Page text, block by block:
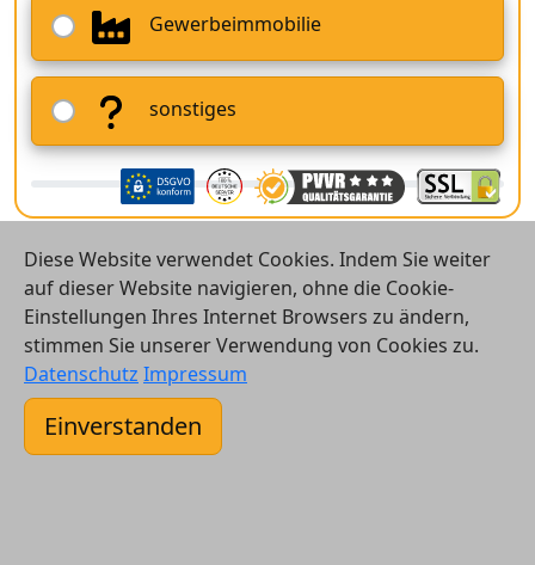
Gewerbeimmobilie
sonstiges
© 2026 Vergleichsrechner24 GmbH
Kontakt
Diese Website verwendet Cookies. Indem Sie weiter
auf dieser Website navigieren, ohne die Cookie-
Einstellungen Ihres Internet Browsers zu ändern,
stimmen Sie unserer Verwendung von Cookies zu.
Datenschutz Impressum
Einverstanden